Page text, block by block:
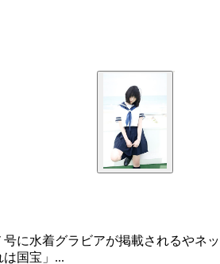
号に水着グラビアが掲載されるや
国宝」...